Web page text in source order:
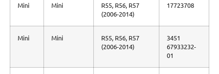
Mini Mini
R55, R56, R57
(2006-2014)
17723708
Mini Mini
R55, R56, R57
(2006-2014)
3451
67933232-
01